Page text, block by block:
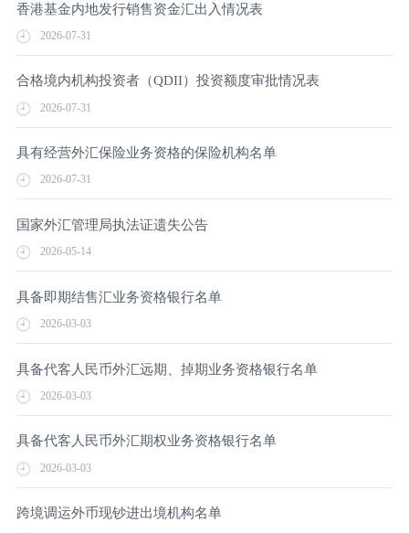
香港基金内地发行销售资金汇出入情况表
2026-07-31
合格境内机构投资者（QDII）投资额度审批情况表
2026-07-31
具有经营外汇保险业务资格的保险机构名单
2026-07-31
国家外汇管理局执法证遗失公告
2026-05-14
具备即期结售汇业务资格银行名单
2026-03-03
具备代客人民币外汇远期、掉期业务资格银行名单
2026-03-03
具备代客人民币外汇期权业务资格银行名单
2026-03-03
跨境调运外币现钞进出境机构名单